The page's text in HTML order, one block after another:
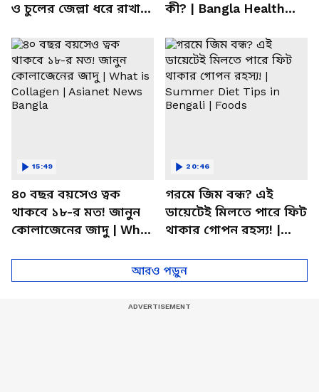
ও চুলের জেল্লা ধরে রাখার
কী? | Bangla Health
৪০ বছর বয়সেও ত্বক
থাকবে ১৮-র মত! জানুন
কোলাজেনের জাদু | What
15:49
গরমে জিম বন্ধ? এই
ডায়েটেই মিলতে পারে ফিট
থাকার গোপন রহস্য! |
Bengali | Foods
20:46
আরও পড়ুন